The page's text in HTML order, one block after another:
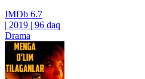
IMDb 6.7
| 2019 | 96 daq
Drama